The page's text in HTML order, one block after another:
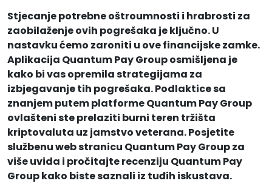
Stjecanje potrebne oštroumnosti i hrabrosti za
zaobilaženje ovih pogrešaka je ključno. U
nastavku ćemo zaroniti u ove financijske zamke.
Aplikacija Quantum Pay Group osmišljena je
kako bi vas opremila strategijama za
izbjegavanje tih pogrešaka. Podlaktice sa
znanjem putem platforme Quantum Pay Group
ovlašteni ste prelaziti burni teren tržišta
kriptovaluta uz jamstvo veterana. Posjetite
službenu web stranicu Quantum Pay Group za
više uvida i pročitajte recenziju Quantum Pay
Group kako biste saznali iz tuđih iskustava.